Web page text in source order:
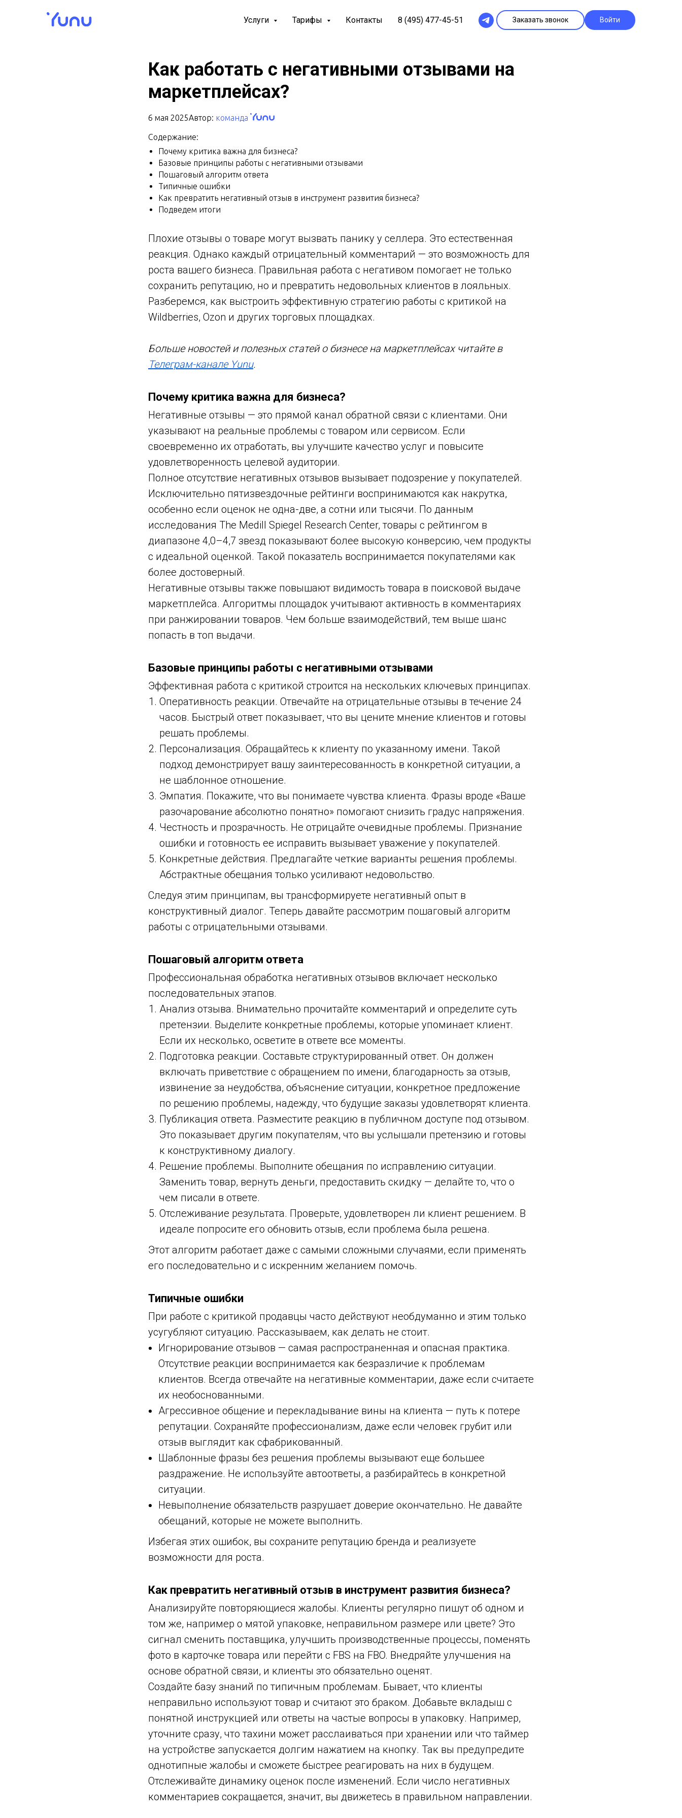
Услуги Тарифы Контакты 8 (495) 477-45-51 Заказать звонок Войти
Как работать с негативными отзывами на
маркетплейсах?
6 мая 2025Автор: команда
Содержание:
Почему критика важна для бизнеса?
Базовые принципы работы с негативными отзывами
Пошаговый алгоритм ответа
Типичные ошибки
Как превратить негативный отзыв в инструмент развития бизнеса?
Подведем итоги
Плохие отзывы о товаре могут вызвать панику у селлера. Это естественная
реакция. Однако каждый отрицательный комментарий — это возможность для
роста вашего бизнеса. Правильная работа с негативом помогает не только
сохранить репутацию, но и превратить недовольных клиентов в лояльных.
Разберемся, как выстроить эффективную стратегию работы с критикой на
Wildberries, Ozon и других торговых площадках.
Больше новостей и полезных статей о бизнесе на маркетплейсах читайте в
Телеграм-канале Yunu.
Почему критика важна для бизнеса?
Негативные отзывы — это прямой канал обратной связи с клиентами. Они
указывают на реальные проблемы с товаром или сервисом. Если
своевременно их отработать, вы улучшите качество услуг и повысите
удовлетворенность целевой аудитории.
Полное отсутствие негативных отзывов вызывает подозрение у покупателей.
Исключительно пятизвездочные рейтинги воспринимаются как накрутка,
особенно если оценок не одна-две, а сотни или тысячи. По данным
исследования The Medill Spiegel Research Center, товары с рейтингом в
диапазоне 4,0–4,7 звезд показывают более высокую конверсию, чем продукты
с идеальной оценкой. Такой показатель воспринимается покупателями как
более достоверный.
Негативные отзывы также повышают видимость товара в поисковой выдаче
маркетплейса. Алгоритмы площадок учитывают активность в комментариях
при ранжировании товаров. Чем больше взаимодействий, тем выше шанс
попасть в топ выдачи.
Базовые принципы работы с негативными отзывами
Эффективная работа с критикой строится на нескольких ключевых принципах.
Оперативность реакции. Отвечайте на отрицательные отзывы в течение 24
часов. Быстрый ответ показывает, что вы цените мнение клиентов и готовы
решать проблемы.
Персонализация. Обращайтесь к клиенту по указанному имени. Такой
подход демонстрирует вашу заинтересованность в конкретной ситуации, а
не шаблонное отношение.
Эмпатия. Покажите, что вы понимаете чувства клиента. Фразы вроде «Ваше
разочарование абсолютно понятно» помогают снизить градус напряжения.
Честность и прозрачность. Не отрицайте очевидные проблемы. Признание
ошибки и готовность ее исправить вызывает уважение у покупателей.
Конкретные действия. Предлагайте четкие варианты решения проблемы.
Абстрактные обещания только усиливают недовольство.
Следуя этим принципам, вы трансформируете негативный опыт в
конструктивный диалог. Теперь давайте рассмотрим пошаговый алгоритм
работы с отрицательными отзывами.
Пошаговый алгоритм ответа
Профессиональная обработка негативных отзывов включает несколько
последовательных этапов.
Анализ отзыва. Внимательно прочитайте комментарий и определите суть
претензии. Выделите конкретные проблемы, которые упоминает клиент.
Если их несколько, осветите в ответе все моменты.
Подготовка реакции. Составьте структурированный ответ. Он должен
включать приветствие с обращением по имени, благодарность за отзыв,
извинение за неудобства, объяснение ситуации, конкретное предложение
по решению проблемы, надежду, что будущие заказы удовлетворят клиента.
Публикация ответа. Разместите реакцию в публичном доступе под отзывом.
Это показывает другим покупателям, что вы услышали претензию и готовы
к конструктивному диалогу.
Решение проблемы. Выполните обещания по исправлению ситуации.
Заменить товар, вернуть деньги, предоставить скидку — делайте то, что о
чем писали в ответе.
Отслеживание результата. Проверьте, удовлетворен ли клиент решением. В
идеале попросите его обновить отзыв, если проблема была решена.
Этот алгоритм работает даже с самыми сложными случаями, если применять
его последовательно и с искренним желанием помочь.
Типичные ошибки
При работе с критикой продавцы часто действуют необдуманно и этим только
усугубляют ситуацию. Рассказываем, как делать не стоит.
Игнорирование отзывов — самая распространенная и опасная практика.
Отсутствие реакции воспринимается как безразличие к проблемам
клиентов. Всегда отвечайте на негативные комментарии, даже если считаете
их необоснованными.
Агрессивное общение и перекладывание вины на клиента — путь к потере
репутации. Сохраняйте профессионализм, даже если человек грубит или
отзыв выглядит как сфабрикованный.
Шаблонные фразы без решения проблемы вызывают еще большее
раздражение. Не используйте автоответы, а разбирайтесь в конкретной
ситуации.
Невыполнение обязательств разрушает доверие окончательно. Не давайте
обещаний, которые не можете выполнить.
Избегая этих ошибок, вы сохраните репутацию бренда и реализуете
возможности для роста.
Как превратить негативный отзыв в инструмент развития бизнеса?
Анализируйте повторяющиеся жалобы. Клиенты регулярно пишут об одном и
том же, например о мятой упаковке, неправильном размере или цвете? Это
сигнал сменить поставщика, улучшить производственные процессы, поменять
фото в карточке товара или перейти с FBS на FBO. Внедряйте улучшения на
основе обратной связи, и клиенты это обязательно оценят.
Создайте базу знаний по типичным проблемам. Бывает, что клиенты
неправильно используют товар и считают это браком. Добавьте вкладыш с
понятной инструкцией или ответы на частые вопросы в упаковку. Например,
уточните сразу, что тахини может расслаиваться при хранении или что таймер
на устройстве запускается долгим нажатием на кнопку. Так вы предупредите
однотипные жалобы и сможете быстрее реагировать на них в будущем.
Отслеживайте динамику оценок после изменений. Если число негативных
комментариев сокращается, значит, вы движетесь в правильном направлении.